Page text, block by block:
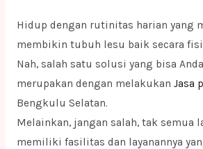
Hidup dengan rutinitas harian yang
membikin tubuh lesu baik secara
Nah, salah satu solusi yang bisa
merupakan dengan melakukan Jasa
Bengkulu Selatan.
Melainkan, jangan salah, tak semua
memiliki fasilitas dan layanannya